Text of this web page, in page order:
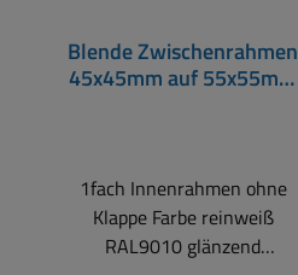
Blende Zwischenrahmen
45x45mm auf 55x55mm
1fach Innenrahmen ohne
Klappe Farbe reinweiß
RAL9010 glänzend